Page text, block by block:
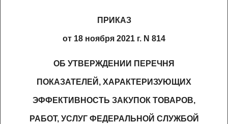
ПРИКАЗ
от 18 ноября 2021 г. N 814
ОБ УТВЕРЖДЕНИИ ПЕРЕЧНЯ
ПОКАЗАТЕЛЕЙ, ХАРАКТЕРИЗУЮЩИХ
ЭФФЕКТИВНОСТЬ ЗАКУПОК ТОВАРОВ,
РАБОТ, УСЛУГ ФЕДЕРАЛЬНОЙ СЛУЖБОЙ